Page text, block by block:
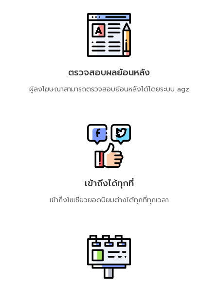
ตรวจสอบผลย้อนหลัง
ผู้ลงโฆษณาสามารถตรวจสอบย้อนหลังได้​โดยระบบ​ agz
เข้าถึงได้ทุกที่
เข้าถึงโซเชียวยอดนิยมต่างได้ทุกที่ทุกเวลา